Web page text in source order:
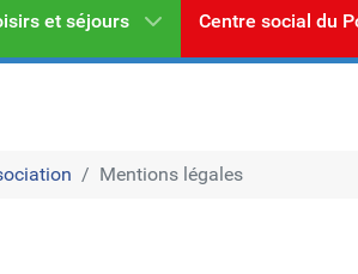
et séjours Centre social du
Mentions légales